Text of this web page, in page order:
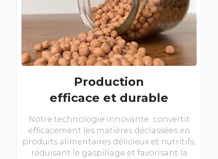
Production
efficace et durable
Notre technologie innovante convertit
efficacement les matières déclassées en
produits alimentaires délicieux et nutritifs,
réduisant le gaspillage et favorisant la